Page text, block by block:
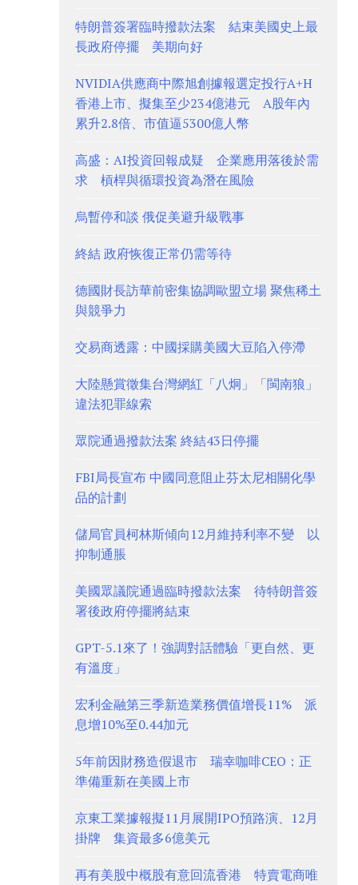
特朗普簽署臨時撥款法案 結束美國史上最
長政府停擺 美期向好
NVIDIA供應商中際旭創據報選定投行A+H
香港上市、擬集至少234億港元 A股年內
累升2.8倍、市值逼5300億人幣
高盛：AI投資回報成疑 企業應用落後於需
求 槓桿與循環投資為潛在風險
烏暫停和談 俄促美避升級戰事
終結 政府恢復正常仍需等待
德國財長訪華前密集協調歐盟立場 聚焦稀土
與競爭力
交易商透露：中國採購美國大豆陷入停滯
大陸懸賞徵集台灣網紅「八炯」「閩南狼」
違法犯罪線索
眾院通過撥款法案 終結43日停擺
FBI局長宣布 中國同意阻止芬太尼相關化學
品的計劃
儲局官員柯林斯傾向12月維持利率不變 以
抑制通脹
美國眾議院通過臨時撥款法案 待特朗普簽
署後政府停擺將結束
GPT-5.1來了！強調對話體驗「更自然、更
有溫度」
宏利金融第三季新造業務價值增長11% 派
息增10%至0.44加元
5年前因財務造假退市 瑞幸咖啡CEO：正
準備重新在美國上市
京東工業據報擬11月展開IPO預路演、12月
掛牌 集資最多6億美元
再有美股中概股有意回流香港 特賣電商唯